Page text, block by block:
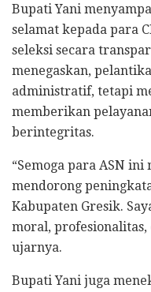
Bupati Yani
selamat kepada para
seleksi secara
menegaskan,
administratif, tetapi
memberikan
berintegritas.
“Semoga para ASN
mendorong
Kabupaten Gresik.
moral,
ujarnya.
Bupati Yani juga